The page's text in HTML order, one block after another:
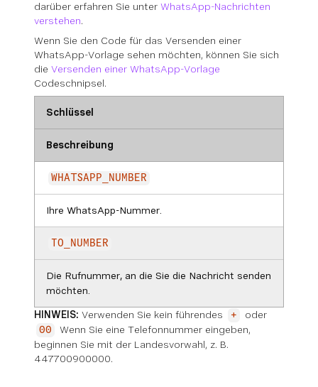
darüber erfahren Sie unter WhatsApp-Nachrichten
verstehen.
Wenn Sie den Code für das Versenden einer
WhatsApp-Vorlage sehen möchten, können Sie sich
die Versenden einer WhatsApp-Vorlage
Codeschnipsel.
Schlüssel
Beschreibung
WHATSAPP_NUMBER
Ihre WhatsApp-Nummer.
TO_NUMBER
Die Rufnummer, an die Sie die Nachricht senden
möchten.
HINWEIS: Verwenden Sie kein führendes + oder
00
Wenn Sie eine Telefonnummer eingeben,
beginnen Sie mit der Landesvorwahl, z. B.
447700900000.